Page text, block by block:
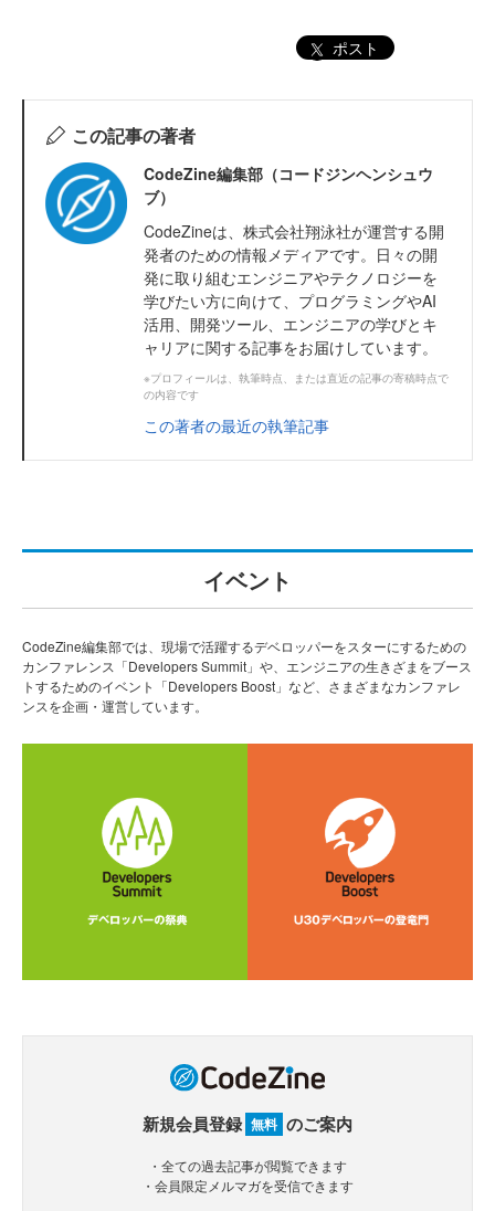
ポスト
この記事の著者
CodeZine編集部（コードジンヘンシュウ
ブ）
CodeZineは、株式会社翔泳社が運営する開
発者のための情報メディアです。日々の開
発に取り組むエンジニアやテクノロジーを
学びたい方に向けて、プログラミングやAI
活用、開発ツール、エンジニアの学びとキ
ャリアに関する記事をお届けしています。
※プロフィールは、執筆時点、または直近の記事の寄稿時点で
の内容です
この著者の最近の執筆記事
イベント
CodeZine編集部では、現場で活躍するデベロッパーをスターにするための
カンファレンス「Developers Summit」や、エンジニアの生きざまをブース
トするためのイベント「Developers Boost」など、さまざまなカンファレ
ンスを企画・運営しています。
新規会員登録 無料 のご案内
・全ての過去記事が閲覧できます
・会員限定メルマガを受信できます